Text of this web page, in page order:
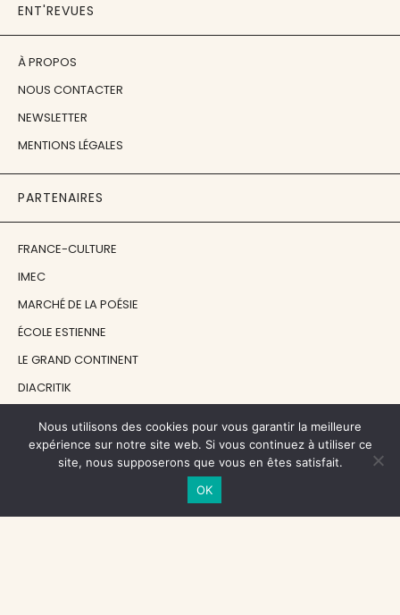
ENT'REVUES
À PROPOS
NOUS CONTACTER
NEWSLETTER
MENTIONS LÉGALES
PARTENAIRES
FRANCE-CULTURE
IMEC
MARCHÉ DE LA POÉSIE
ÉCOLE ESTIENNE
LE GRAND CONTINENT
DIACRITIK
NOS SOUTIENS
CENTRE NATIONAL DU LIVRE
Nous utilisons des cookies pour vous garantir la meilleure
expérience sur notre site web. Si vous continuez à utiliser ce
site, nous supposerons que vous en êtes satisfait.
OK